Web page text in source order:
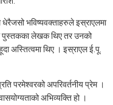
धेरैजसो भविष्यवक्ताहरुले इस्राएलमा
पुस्तकका लेखक थिए तर उनको
अस्तित्वमा थिए । इस्राएल ई.पू.
परमेश्‍वरको अपरिवर्तनीय प्रेम ।
अभिव्यक्ति हो ।